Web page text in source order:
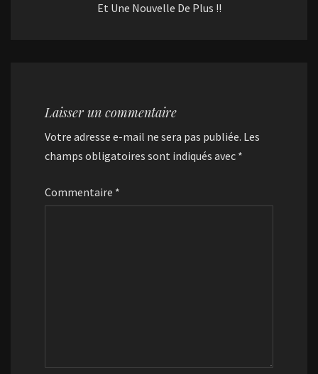
Et Une Nouvelle De Plus !!
Laisser un commentaire
Votre adresse e-mail ne sera pas publiée. Les
champs obligatoires sont indiqués avec *
Commentaire *